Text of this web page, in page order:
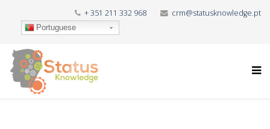
+ 351 211 332 968 crm@statusknowledge.pt
Portuguese